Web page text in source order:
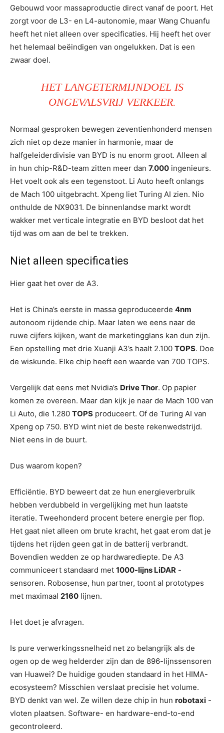
Gebouwd voor massaproductie direct vanaf de poort. Het
zorgt voor de L3- en L4-autonomie, maar Wang Chuanfu
heeft het niet alleen over specificaties. Hij heeft het over
het helemaal beëindigen van ongelukken. Dat is een
zwaar doel.
HET LANGETERMIJNDOEL IS
ONGEVALSVRIJ VERKEER.
Normaal gesproken bewegen zeventienhonderd mensen
zich niet op deze manier in harmonie, maar de
halfgeleiderdivisie van BYD is nu enorm groot. Alleen al
in hun chip-R&D-team zitten meer dan 7.000 ingenieurs.
Het voelt ook als een tegenstoot. Li Auto heeft onlangs
de Mach 100 uitgebracht. Xpeng liet Turing AI zien. Nio
onthulde de NX9031. De binnenlandse markt wordt
wakker met verticale integratie en BYD besloot dat het
tijd was om aan de bel te trekken.
Niet alleen specificaties
Hier gaat het over de A3.
Het is China’s eerste in massa geproduceerde 4nm
autonoom rijdende chip. Maar laten we eens naar de
ruwe cijfers kijken, want de marketingglans kan dun zijn.
Een opstelling met drie Xuanji A3’s haalt 2.100 TOPS. Doe
de wiskunde. Elke chip heeft een waarde van 700 TOPS.
Vergelijk dat eens met Nvidia’s Drive Thor. Op papier
komen ze overeen. Maar dan kijk je naar de Mach 100 van
Li Auto, die 1.280 TOPS produceert. Of de Turing AI van
Xpeng op 750. BYD wint niet de beste rekenwedstrijd.
Niet eens in de buurt.
Dus waarom kopen?
Efficiëntie. BYD beweert dat ze hun energieverbruik
hebben verdubbeld in vergelijking met hun laatste
iteratie. Tweehonderd procent betere energie per flop.
Het gaat niet alleen om brute kracht, het gaat erom dat je
tijdens het rijden geen gat in de batterij verbrandt.
Bovendien wedden ze op hardwarediepte. De A3
communiceert standaard met 1000-lijns LiDAR -
sensoren. Robosense, hun partner, toont al prototypes
met maximaal 2160 lijnen.
Het doet je afvragen.
Is pure verwerkingssnelheid net zo belangrijk als de
ogen op de weg helderder zijn dan de 896-lijnssensoren
van Huawei? De huidige gouden standaard in het HIMA-
ecosysteem? Misschien verslaat precisie het volume.
BYD denkt van wel. Ze willen deze chip in hun robotaxi -
vloten plaatsen. Software- en hardware-end-to-end
gecontroleerd.